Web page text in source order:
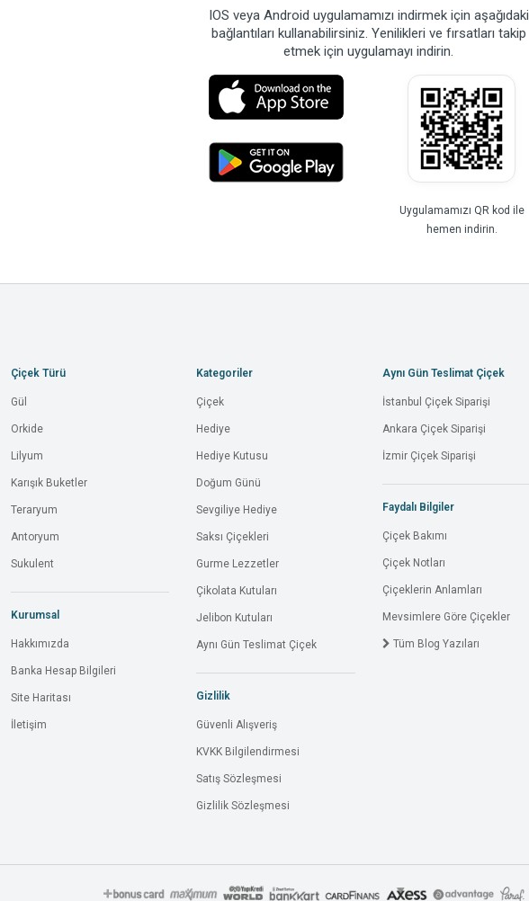
IOS veya Android uygulamamızı indirmek için aşağıdaki
bağlantıları kullanabilirsiniz. Yenilikleri ve fırsatları takip
etmek için uygulamayı indirin.
Uygulamamızı QR kod ile
hemen indirin.
Çiçek Türü
Gül
Orkide
Lilyum
Karışık Buketler
Teraryum
Antoryum
Sukulent
Kurumsal
Hakkımızda
Banka Hesap Bilgileri
Site Haritası
İletişim
Kategoriler
Çiçek
Hediye
Hediye Kutusu
Doğum Günü
Sevgiliye Hediye
Saksı Çiçekleri
Gurme Lezzetler
Çikolata Kutuları
Jelibon Kutuları
Aynı Gün Teslimat Çiçek
Gizlilik
Güvenli Alışveriş
KVKK Bilgilendirmesi
Satış Sözleşmesi
Gizlilik Sözleşmesi
Aynı Gün Teslimat Çiçek
İstanbul Çiçek Siparişi
Ankara Çiçek Siparişi
İzmir Çiçek Siparişi
Faydalı Bilgiler
Çiçek Bakımı
Çiçek Notları
Çiçeklerin Anlamları
Mevsimlere Göre Çiçekler
Tüm Blog Yazıları